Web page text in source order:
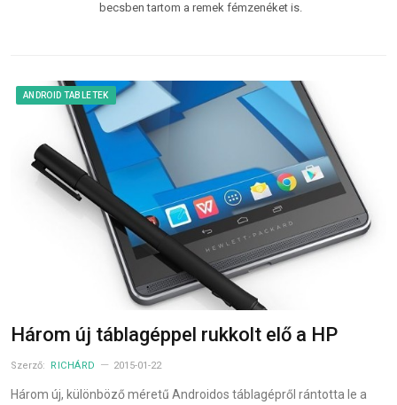
becsben tartom a remek fémzenéket is.
ANDROID TABLETEK
Három új táblagéppel rukkolt elő a HP
Szerző: RICHÁRD 2015-01-22
Három új, különböző méretű Androidos táblagépről rántotta le a